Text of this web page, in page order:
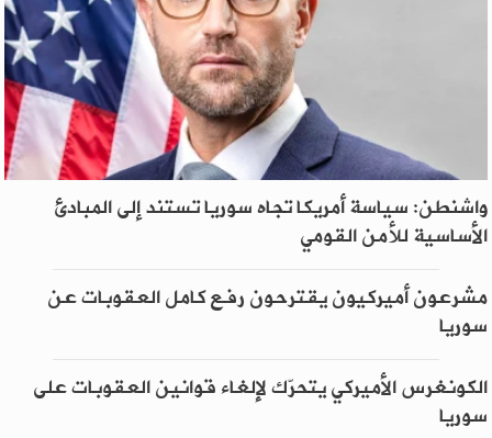
واشنطن: سياسة أمريكا تجاه سوريا تستند إلى المبادئ
الأساسية للأمن القومي
مشرعون أميركيون يقترحون رفع كامل العقوبات عن
سوريا
الكونغرس الأميركي يتحرّك لإلغاء قوانين العقوبات على
سوريا